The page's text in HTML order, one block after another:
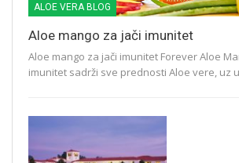
ALOE VERA BLOG
Aloe mango za jači imunitet
Aloe mango za jači imunitet Forever Aloe
imunitet sadrži sve prednosti Aloe vere, uz